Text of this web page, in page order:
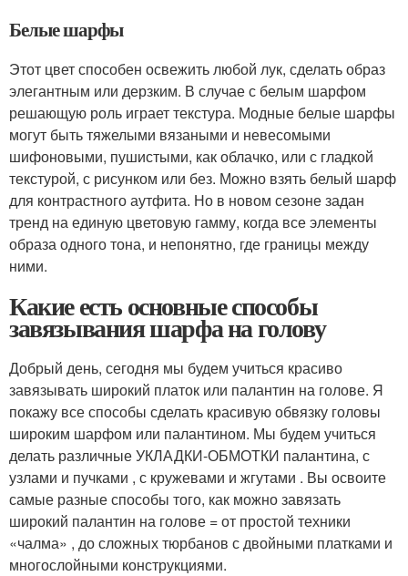
Белые шарфы
Этот цвет способен освежить любой лук, сделать образ
элегантным или дерзким. В случае с белым шарфом
решающую роль играет текстура. Модные белые шарфы
могут быть тяжелыми вязаными и невесомыми
шифоновыми, пушистыми, как облачко, или с гладкой
текстурой, с рисунком или без. Можно взять белый шарф
для контрастного аутфита. Но в новом сезоне задан
тренд на единую цветовую гамму, когда все элементы
образа одного тона, и непонятно, где границы между
ними.
Какие есть основные способы
завязывания шарфа на голову
Добрый день, сегодня мы будем учиться красиво
завязывать широкий платок или палантин на голове. Я
покажу все способы сделать красивую обвязку головы
широким шарфом или палантином. Мы будем учиться
делать различные УКЛАДКИ-ОБМОТКИ палантина, с
узлами и пучками , с кружевами и жгутами . Вы освоите
самые разные способы того, как можно завязать
широкий палантин на голове = от простой техники
«чалма» , до сложных тюрбанов с двойными платками и
многослойными конструкциями.